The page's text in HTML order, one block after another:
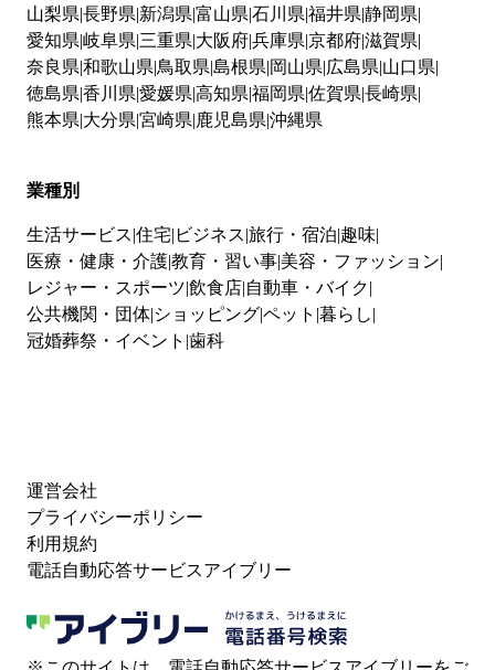
山梨県 長野県 新潟県 富山県 石川県 福井県 静岡県
愛知県 岐阜県 三重県 大阪府兵庫県 京都府滋賀県
奈良県 和歌山県 鳥取県 島根県 岡山県 広島県 山口県
徳島県 香川県 愛媛県 高知県 福岡県 佐賀県 長崎県
熊本県 大分県 宮崎県 鹿児島県 沖縄県
業種別
生活サービス 住宅 ビジネス 旅行・宿泊 趣味
医療・健康・介護教育・習い事 美容・ファッション
レジャー・スポーツ 飲食店 自動車・バイク
公共機関・団体 ショッピングペット 暮らし
冠婚葬祭・イベント 歯科
運営会社
プライバシーポリシー
利用規約
電話自動応答サービスアイブリー